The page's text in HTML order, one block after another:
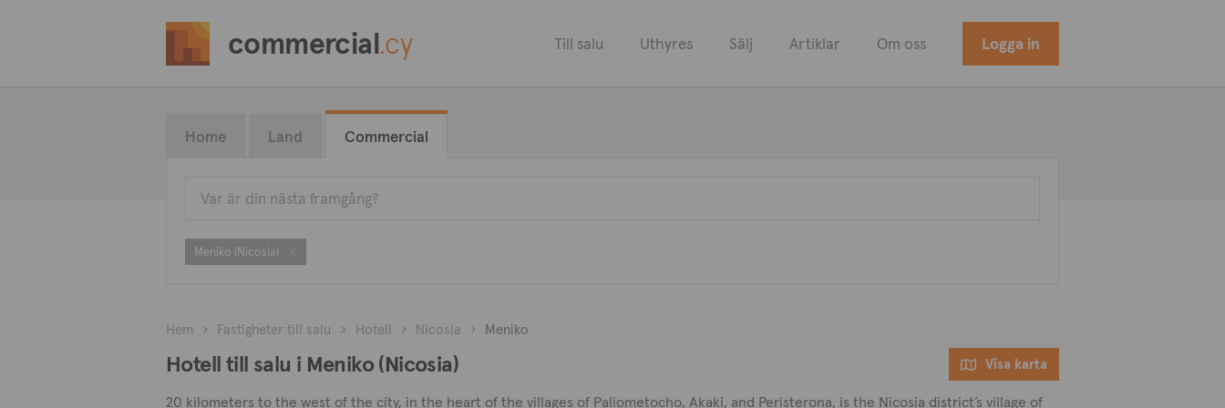
commercial.cy Till salu Uthyres Sälj Artiklar Om oss Logga in
Home Land Commercial
Meniko (Nicosia)
Hem Fastigheter till salu Hotell Nicosia Meniko
Hotell till salu i Meniko (Nicosia) Visa karta
20 kilometers to the west of the city, in the heart of the villages of Paliometocho, Akaki, and Peristerona, is the Nicosia district’s village of